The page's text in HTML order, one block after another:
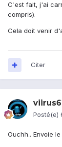
C'est fait, j'ai
compris).
Cela doit venir
Citer
Posté(e)
Ouchh.. Envoie